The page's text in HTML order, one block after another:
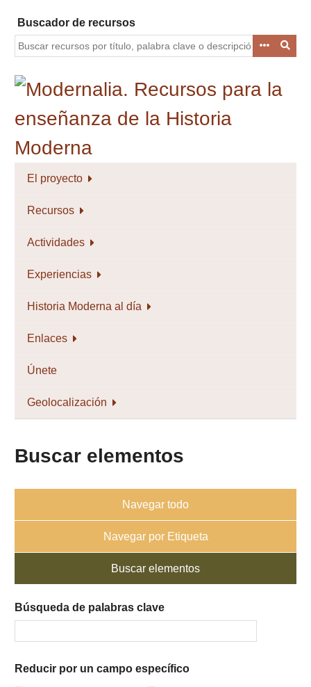
contenido
principal
Buscador de recursos
El proyecto
Recursos
Actividades
Experiencias
Historia Moderna al día
Enlaces
Únete
Geolocalización
Buscar elementos
Navegar todo
Navegar por Etiqueta
Buscar elementos
Búsqueda de palabras clave
Reducir por un campo específico
Campo
Tipo
Términos
Ensamblador